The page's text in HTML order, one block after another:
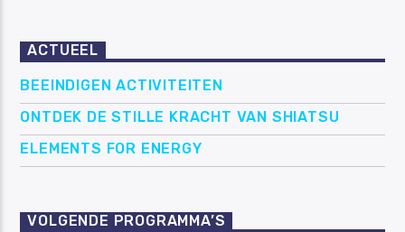
ACTUEEL
BEEINDIGEN ACTIVITEITEN
ONTDEK DE STILLE KRACHT VAN SHIATSU
ELEMENTS FOR ENERGY
VOLGENDE PROGRAMMA’S